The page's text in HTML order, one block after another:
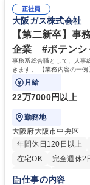
道路施設や道路工事現
へ配属。※業務内容変更の範囲
ープ】総合職（事務
部門など多岐に渡る業
事業の他、新宿駅西口
イン」の管理運営を
います。 学歴・資格 学歴：大学院 大学 高専 短大 専修学校 高校 語学力：
資格：
正社員
大阪ガス株式会社
【第二新卒】
企業 #ポテンシ
事務系総合職として、人事
きます。 【業務内容の一
門の企画スタッフ、ルート
月給
22万7000円以上
勤務地
大阪府大阪市中央区
年間休日120日以上
在宅OK
完全週休2
服装自由
第二新卒
仕事の内容